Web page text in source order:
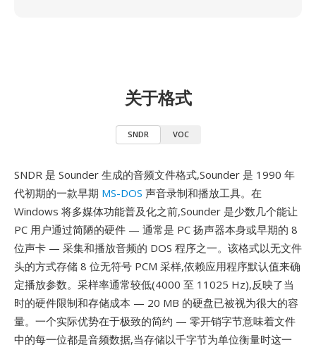
关于格式
SNDR VOC
SNDR 是 Sounder 生成的音频文件格式,Sounder 是 1990 年
代初期的一款早期 MS-DOS 声音录制和播放工具。在
Windows 将多媒体功能普及化之前,Sounder 是少数几个能让
PC 用户通过简陋的硬件 — 通常是 PC 扬声器本身或早期的 8
位声卡 — 采集和播放音频的 DOS 程序之一。该格式以无文件
头的方式存储 8 位无符号 PCM 采样,依赖应用程序默认值来确
定播放参数。采样率通常较低(4000 至 11025 Hz),反映了当
时的硬件限制和存储成本 — 20 MB 的硬盘已被视为很大的容
量。一个实际优势在于极致的简约 — 零开销字节意味着文件
中的每一位都是音频数据,当存储以千字节为单位衡量时这一